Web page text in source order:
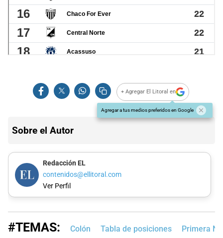
+ Agregar El Litoral en
Agregar a tus medios preferidos en Google
Sobre el Autor
Redacción EL
contenidos@ellitoral.com
Ver Perfil
#TEMAS: Colón Tabla de posiciones Primera